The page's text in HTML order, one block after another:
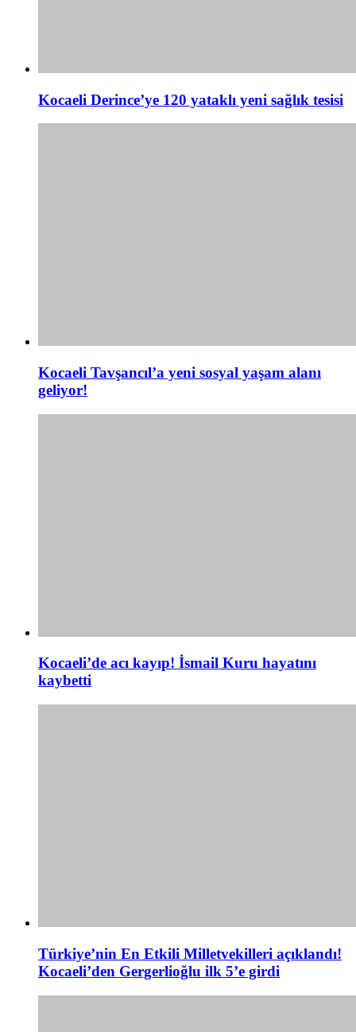
Kocaeli Derince’ye 120 yataklı yeni sağlık tesisi
Kocaeli Tavşancıl’a yeni sosyal yaşam alanı
geliyor!
Kocaeli’de acı kayıp! İsmail Kuru hayatını
kaybetti
Türkiye’nin En Etkili Milletvekilleri açıklandı!
Kocaeli’den Gergerlioğlu ilk 5’e girdi